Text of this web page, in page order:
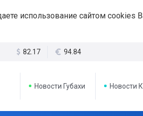
использование сайтом cookies
82.17 94.84
Новости Губахи Новости